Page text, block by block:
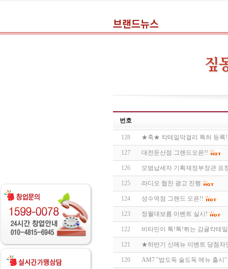
번호
128 ★축★ 칵테일막걸리 특허 등록!
127 대전둔산점 그랜드오픈!!
126 모범납세자 기획재정부장관 표
125 라디오 협찬 광고 진행
124 성수역점 그랜드 오픈!!
123 정월대보름 이벤트 실시!
122 비타민이 톡!톡!튀는 감귤칵테
121 ★하반기 신메뉴 이벤트 당첨
120 AM7 "밥도둑 술도둑 메뉴 출시